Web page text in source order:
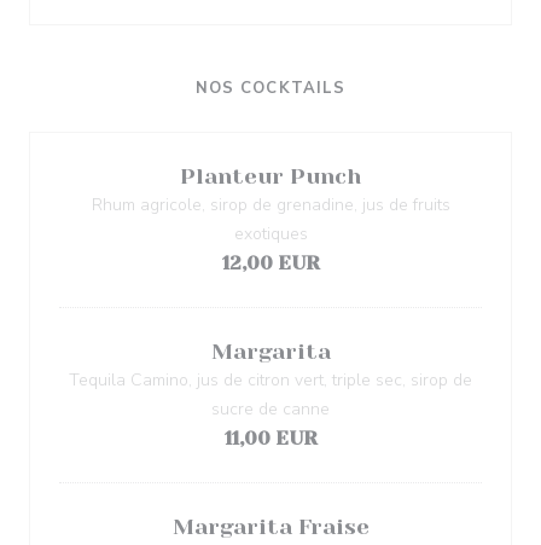
NOS COCKTAILS
Planteur Punch
Rhum agricole, sirop de grenadine, jus de fruits
exotiques
12,00 EUR
Margarita
Tequila Camino, jus de citron vert, triple sec, sirop de
sucre de canne
11,00 EUR
Margarita Fraise